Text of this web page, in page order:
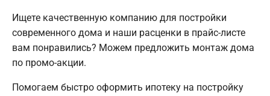
Ищете качественную компанию для постройки
современного дома и наши расценки в прайс-листе
вам понравились? Можем предложить монтаж дома
по промо-акции.
Помогаем быстро оформить ипотеку на постройку